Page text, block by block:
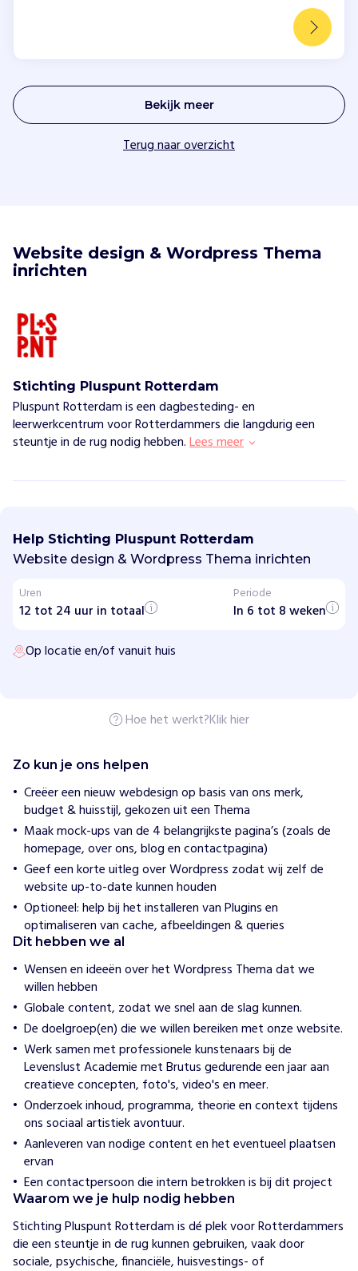
Bekijk meer
Terug naar overzicht
Website design & Wordpress Thema
inrichten
Stichting Pluspunt Rotterdam
Pluspunt Rotterdam is een dagbesteding- en
leerwerkcentrum voor Rotterdammers die langdurig een
steuntje in de rug nodig hebben.Lees meer
c
h
t
n
g
u
t
e
r
d
a
m
o
e
w
i
j
e
l
p
e
n
P
l
u
s
p
u
n
t
R
o
t
t
e
Help Stichting Pluspunt Rotterdam
Website design & Wordpress Thema inrichten
Uren
12 tot 24 uur in totaal
Periode
In 6 tot 8 weken
Op locatie en/of vanuit huis
Hoe het werkt?Klik hier
Zo kun je ons helpen
Creëer een nieuw webdesign op basis van ons merk,
budget & huisstijl, gekozen uit een Thema
Maak mock-ups van de 4 belangrijkste pagina’s (zoals de
homepage, over ons, blog en contactpagina)
Geef een korte uitleg over Wordpress zodat wij zelf de
website up-to-date kunnen houden
Optioneel: help bij het installeren van Plugins en
optimaliseren van cache, afbeeldingen & queries
Dit hebben we al
Wensen en ideeën over het Wordpress Thema dat we
willen hebben
Globale content, zodat we snel aan de slag kunnen.
De doelgroep(en) die we willen bereiken met onze website.
Werk samen met professionele kunstenaars bij de
Levenslust Academie met Brutus gedurende een jaar aan
creatieve concepten, foto's, video's en meer.
Onderzoek inhoud, programma, theorie en context tijdens
ons sociaal artistiek avontuur.
Aanleveren van nodige content en het eventueel plaatsen
ervan
Een contactpersoon die intern betrokken is bij dit project
Waarom we je hulp nodig hebben
Stichting Pluspunt Rotterdam is dé plek voor Rotterdammers
die een steuntje in de rug kunnen gebruiken, vaak door
sociale, psychische, financiële, huisvestings- of